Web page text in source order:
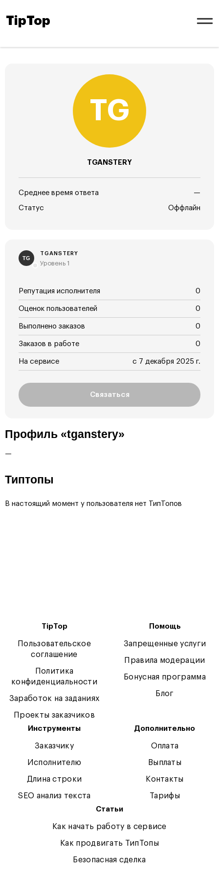
TipTop
TGANSTERY
Среднее время ответа —
Статус Оффлайн
TG
TGANSTERY
Уровень 1
Репутация исполнителя 0
Оценок пользователей 0
Выполнено заказов 0
Заказов в работе 0
На сервисе с 7 декабря 2025 г.
Связаться
Профиль «tganstery»
—
Типтопы
В настоящий момент у пользователя нет ТипТопов
TipTop
Пользовательское
соглашение
Политика
конфиденциальности
Заработок на заданиях
Проекты заказчиков
Помощь
Запрещенные услуги
Правила модерации
Бонусная программа
Блог
Инструменты
Заказчику
Исполнителю
Длина строки
SEO анализ текста
Дополнительно
Оплата
Выплаты
Контакты
Тарифы
Статьи
Как начать работу в сервисе
Как продвигать ТипТопы
Безопасная сделка